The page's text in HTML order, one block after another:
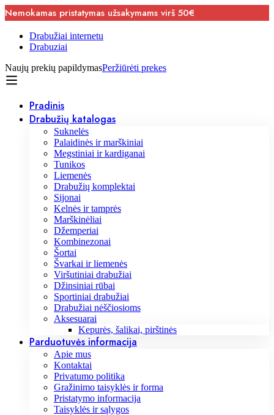
Nemokamas pristatymas užsakymams virš 50€
Drabužiai internetu
Drabuziai
Naujų prekių papildymasPeržiūrėti prekes
Pradinis
Drabužių katalogas
Suknelės
Palaidinės ir marškiniai
Megstiniai ir kardiganai
Tunikos
Liemenės
Drabužių komplektai
Sijonai
Kelnės ir tamprės
Marškinėliai
Džemperiai
Kombinezonai
Šortai
Švarkai ir liemenės
Viršutiniai drabužiai
Džinsiniai rūbai
Sportiniai drabužiai
Drabužiai nėščiosioms
Aksesuarai
Kepurės, šalikai, pirštinės
Parduotuvės informacija
Apie mus
Kontaktai
Privatumo politika
Gražinimo taisyklės ir forma
Pristatymo informacija
Taisyklės ir sąlygos